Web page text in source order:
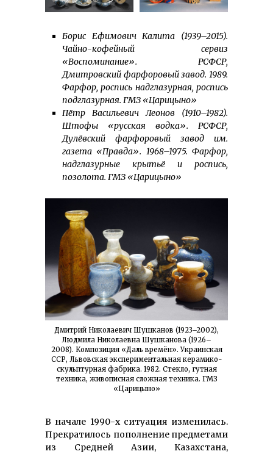
Борис Ефимович Калита (1939–2015).
Чайно-кофейный сервиз
«Воспоминание». РСФСР,
Дмитровский фарфоровый завод. 1989.
Фарфор, роспись надглазурная, роспись
подглазурная. ГМЗ «Царицыно»
Пётр Васильевич Леонов (1910–1982).
Штофы «русская водка». РСФСР,
Дулёвский фарфоровый завод им.
газета «Правда». 1968–1975. Фарфор,
надглазурные крытьё и роспись,
позолота. ГМЗ «Царицыно»
Дмитрий Николаевич Шушканов (1923–2002),
Людмила Николаевна Шушканова (1926–
2008). Композиция «Даль времён». Украинская
ССР, Львовская экспериментальная керамико-
скульптурная фабрика. 1982. Стекло, гутная
техника, живописная сложная техника. ГМЗ
«Царицыно»
В начале 1990-х ситуация изменилась.
Прекратилось пополнение предметами
из Средней Азии, Казахстана,